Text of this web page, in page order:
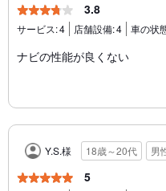
3.8
サービス:4 店舗設備:4 車の状
ナビの性能が良くない
Y.S.様 18歳～20代 男
5